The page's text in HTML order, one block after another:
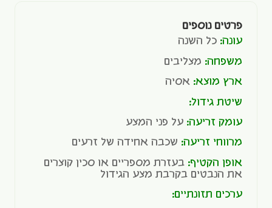
פרטים נוספים
עונה: כל השנה
משפחה: מצליבים
ארץ מוצא: אסיה
שיטת גידול:
עומק זריעה: על פני המצע
מרווחי זריעה: שכבה אחידה של זרעים
אופן הקטיף: בעזרת מספריים או סכין קוצרים
את הנבטים בקרבת מצע הגידול
ערכים תזונתיים: